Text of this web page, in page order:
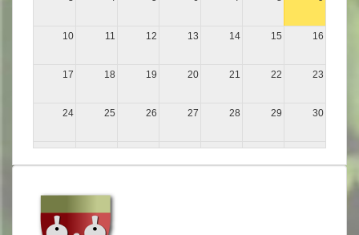
10 11 12 13 14 15 16
17 18 19 20 21 22 23
24 25 26 27 28 29 30
31 1 2 3 4 5 6